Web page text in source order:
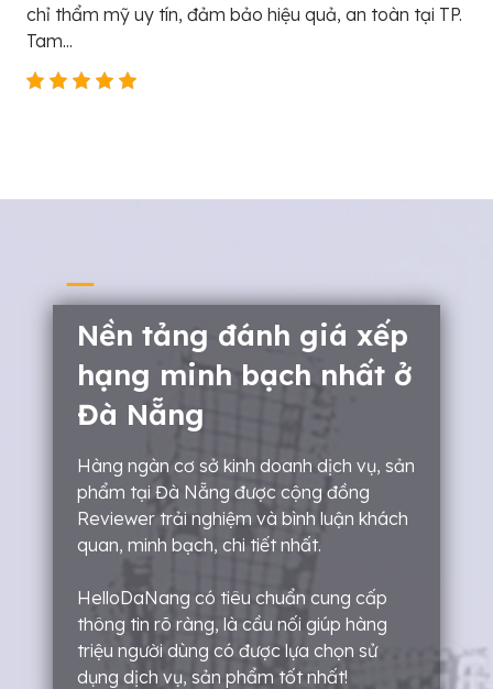
chỉ thẩm mỹ uy tín, đảm bảo hiệu quả, an toàn tại TP.
Tam...
Nền tảng đánh giá xếp
hạng minh bạch nhất ở
Đà Nẵng
Hàng ngàn cơ sở kinh doanh dịch vụ, sản
phẩm tại Đà Nẵng được cộng đồng
Reviewer trải nghiệm và bình luận khách
quan, minh bạch, chi tiết nhất.
HelloDaNang có tiêu chuẩn cung cấp
thông tin rõ ràng, là cầu nối giúp hàng
triệu người dùng có được lựa chọn sử
dụng dịch vụ, sản phẩm tốt nhất!